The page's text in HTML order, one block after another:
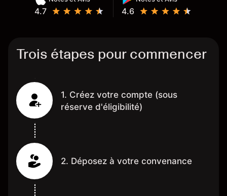
4.7 4.6
Trois étapes pour commencer
1. Créez votre compte (sous
réserve d'éligibilité)
2. Déposez à votre convenance